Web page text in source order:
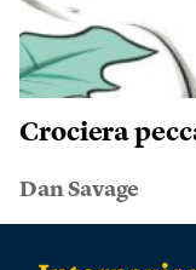
Crociera
Dan Savage